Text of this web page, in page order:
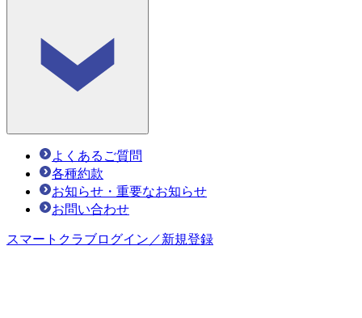
よくあるご質問
各種約款
お知らせ・重要なお知らせ
お問い合わせ
スマートクラブログイン／新規登録